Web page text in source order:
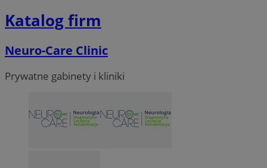
Katalog firm
Neuro-Care Clinic
Prywatne gabinety i kliniki